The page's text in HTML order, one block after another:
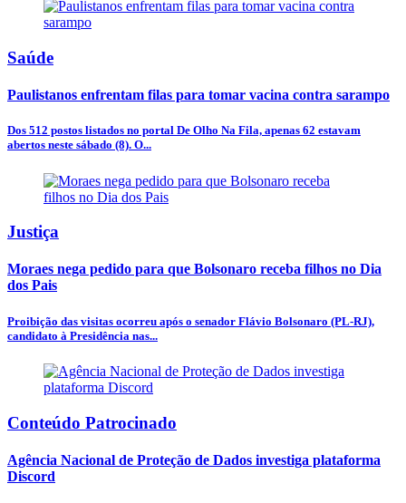
Saúde
Paulistanos enfrentam filas para tomar vacina contra sarampo
Dos 512 postos listados no portal De Olho Na Fila, apenas 62 estavam
abertos neste sábado (8). O...
Justiça
Moraes nega pedido para que Bolsonaro receba filhos no Dia
dos Pais
Proibição das visitas ocorreu após o senador Flávio Bolsonaro (PL-RJ),
candidato à Presidência nas...
Conteúdo Patrocinado
Agência Nacional de Proteção de Dados investiga plataforma
Discord